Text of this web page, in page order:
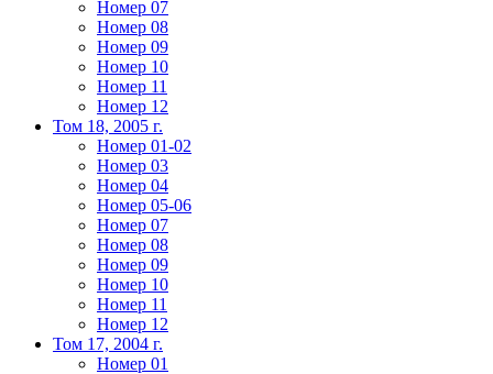
Номер 07
Номер 08
Номер 09
Номер 10
Номер 11
Номер 12
Том 18, 2005 г.
Номер 01-02
Номер 03
Номер 04
Номер 05-06
Номер 07
Номер 08
Номер 09
Номер 10
Номер 11
Номер 12
Том 17, 2004 г.
Номер 01